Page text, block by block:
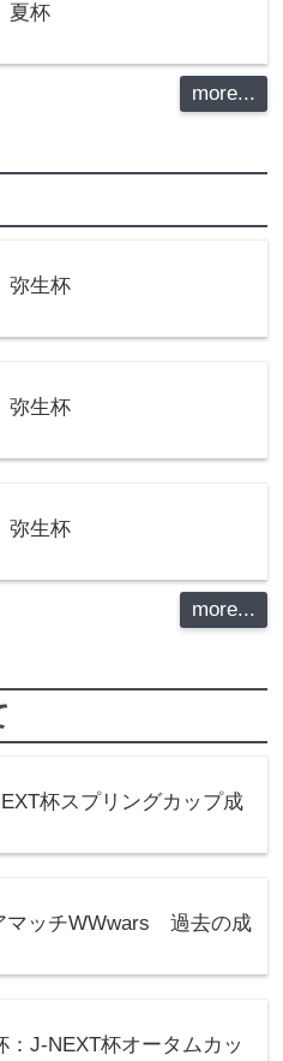
夏杯
more...
弥生杯
弥生杯
弥生杯
more...
杯スプリングカップ成
マッチWWwars 過去の成
：J-NEXT杯オータムカッ